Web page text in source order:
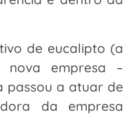
de eucalipto (a
nova empresa –
passou a atuar de
da empresa